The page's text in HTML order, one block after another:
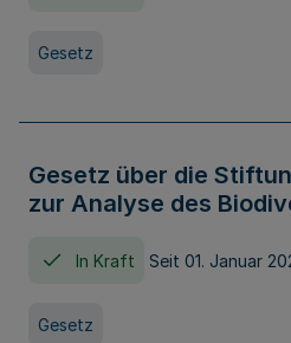
Gesetz
Gesetz über die
zur Analyse des
In Kraft Seit 01. Januar
Gesetz